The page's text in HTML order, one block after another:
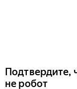
Подтвердите,
не робот